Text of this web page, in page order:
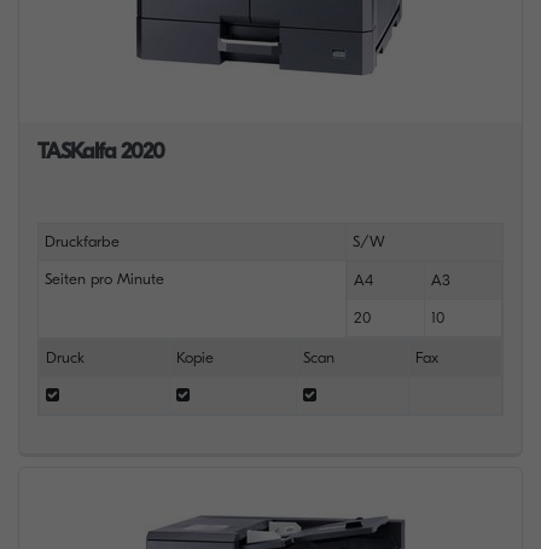
TASKalfa 2020
Druckfarbe S/W
Seiten pro Minute A4 A3
20 10
Druck Kopie Scan Fax